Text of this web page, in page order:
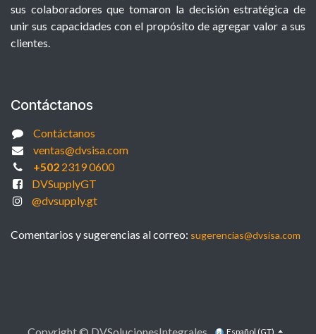
sus colaboradores que tomaron la decisión estratégica de
unir sus capacidades con el propósito de agregar valor a sus
clientes.
Contáctanos
Contáctanos
ventas@dvsisa.com
+5022319 0600
DVSupplyGT
@dvsupply.gt
Comentarios y sugerencias al correo: sugerencias@dvsisa.com
Español (GT)